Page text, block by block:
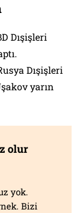
Dışişleri
Dışişleri
yarın
olur
yok.
Bizi